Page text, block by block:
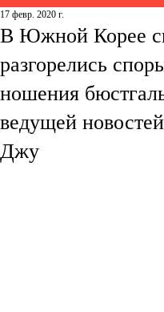
В Южной Корее
разгорелись
ношения
ведущей
Джу
17 февр. 2020 г.